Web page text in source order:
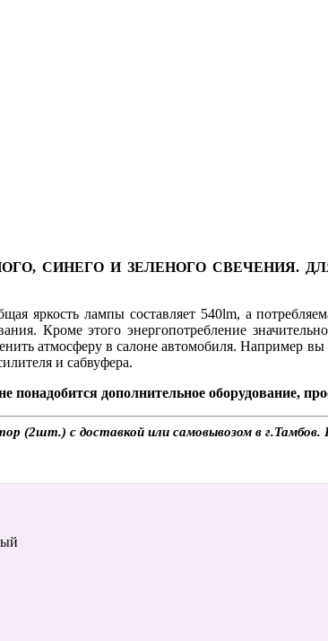
СИНЕГО И ЗЕЛЕНОГО СВЕЧЕНИЯ.
яркость лампы составляет 540lm, а
Кроме этого энергопотребление
атмосферу в салоне автомобиля. Например
и сабвуфера.
дополнительное оборудование,
(2шт.) с доставкой или самовывозом в